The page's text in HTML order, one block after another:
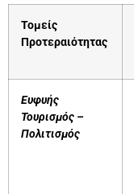
Τομείς
Προτεραιότητας
Ευφυής
Τουρισμός –
Πολιτισμός